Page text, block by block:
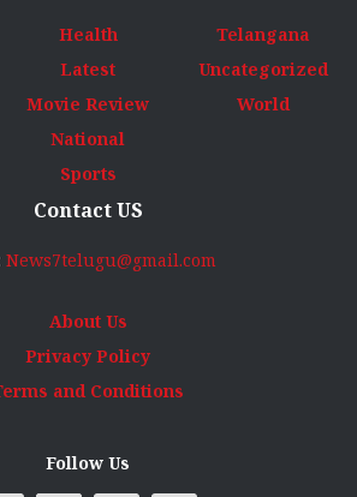
Health
Latest
Movie Review
National
Sports
Telangana
Uncategorized
World
Contact US
News7telugu@gmail.com
About Us
Privacy Policy
and Conditions
Follow Us